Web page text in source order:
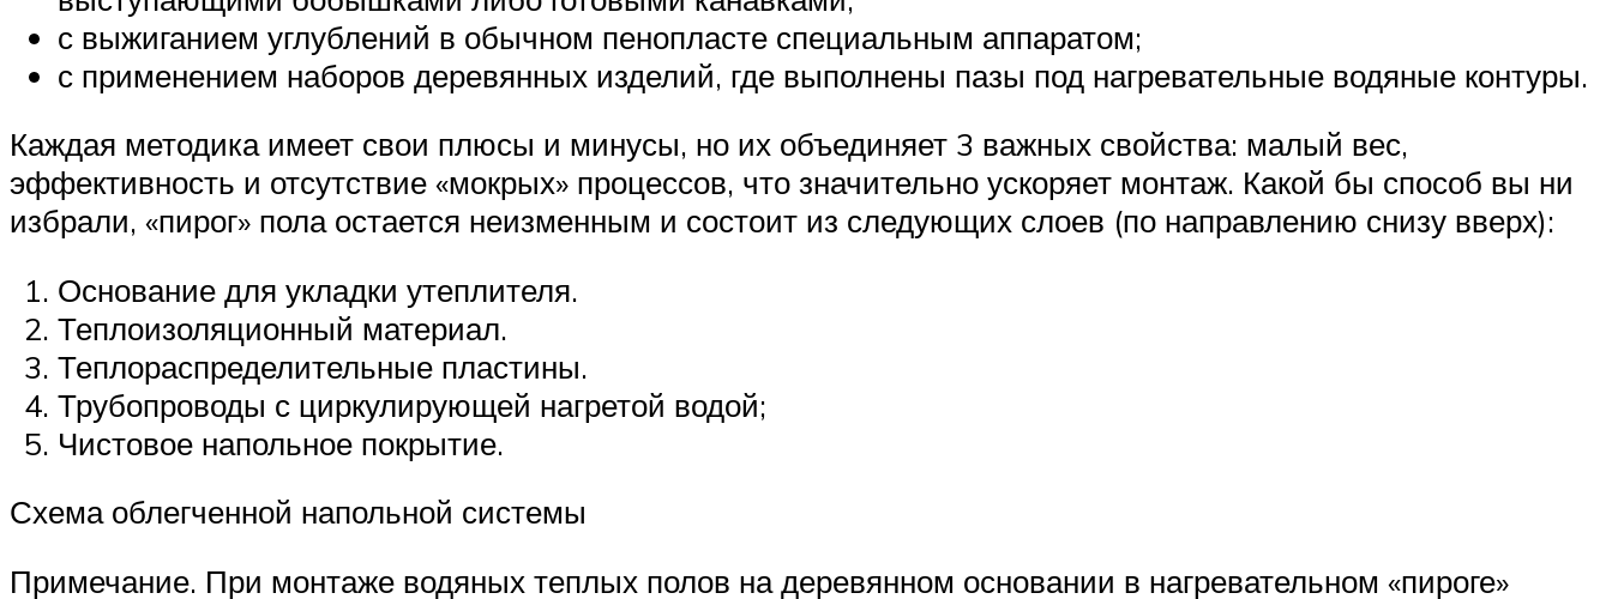
с выжиганием углублений в обычном пенопласте специальным аппаратом;
с применением наборов деревянных изделий, где выполнены пазы под нагревательные водяные контуры.
Каждая методика имеет свои плюсы и минусы, но их объединяет 3 важных свойства: малый вес,
эффективность и отсутствие «мокрых» процессов, что значительно ускоряет монтаж. Какой бы способ вы ни
избрали, «пирог» пола остается неизменным и состоит из следующих слоев (по направлению снизу вверх):
Основание для укладки утеплителя.
Теплоизоляционный материал.
Теплораспределительные пластины.
Трубопроводы с циркулирующей нагретой водой;
Чистовое напольное покрытие.
Схема облегченной напольной системы
Примечание. При монтаже водяных теплых полов на деревянном основании в нагревательном «пироге»